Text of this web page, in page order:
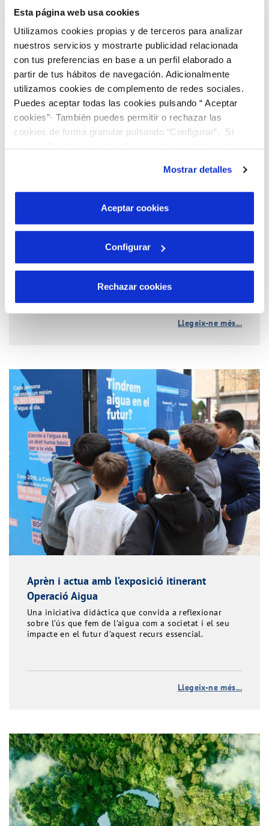
Esta página web usa cookies
Utilizamos cookies propias y de terceros para analizar
nuestros servicios y mostrarte publicidad relacionada
con tus preferencias en base a un perfil elaborado a
partir de tus hábitos de navegación. Adicionalmente
utilizamos cookies de complemento de redes sociales.
Puedes aceptar todas las cookies pulsando “ Aceptar
cookies”· También puedes permitir o rechazar las
cookies de forma granular pulsando “Configurar”. Si
son indispensables para que el sitio web funcione y que
por tanto no se pueden desactivar. Puedes consultar
más información en nuestraPolítica de Cookies
Mostrar detalles
Aceptar cookies
Configurar
Rechazar cookies
Descobreix el nostre programa de Beques
“Joves Talents”!
Busquem joves brillants que vulguin cursar estudis
Llegeix-ne més...
Aprèn i actua amb l’exposició itinerant
Operació Aigua
Una iniciativa didàctica que convida a reflexionar
sobre l’ús que fem de l’aigua com a societat i el seu
impacte en el futur d’aquest recurs essencial.
Llegeix-ne més...